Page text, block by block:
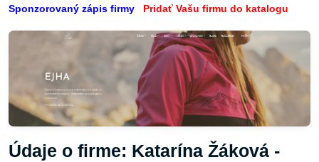
Sponzorovaný zápis firmy Pridať Vašu firmu do katalogu
Údaje o firme: Katarína Žáková -